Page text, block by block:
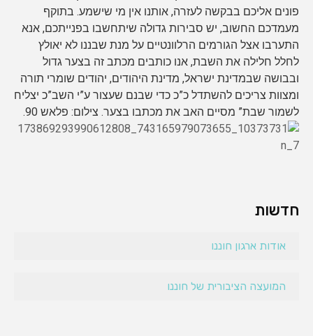
חדשות
אודות ארגון חוננו
המועצה הציבורית של חוננו
פונים אליכם בבקשה לעזרה, אותנו אין מי שישמע. בתוקף
מעמדכם החשוב, יש סבירות גדולה שיתחשבו בפנייתכם, אנא
התערבו אצל הגורמים הרלוונטיים על מנת שבננו לא יאולץ
לחלל חלילה את השבת, אנו כותבים מכתב זה בצער גדול
ובבושה שבמדינת ישראל, מדינת היהודים, יהודים שומרי תורה
ומצוות צריכים להשתדל כ”כ כדי שבנם שעצור ע”י השב”כ יצליח
לשמור שבת” מסיים האב את מכתבו בצער. צילום: פלאש 90.